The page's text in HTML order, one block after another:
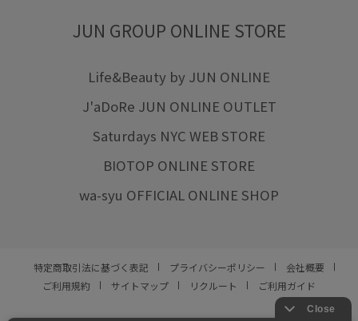
JUN GROUP ONLINE STORE
Life&Beauty by JUN ONLINE
J'aDoRe JUN ONLINE OUTLET
Saturdays NYC WEB STORE
BIOTOP ONLINE STORE
wa-syu OFFICIAL ONLINE SHOP
特定商取引法に基づく表記 プライバシーポリシー
会社概要
ご利用規約
サイトマップ リクルート ご利用ガイド